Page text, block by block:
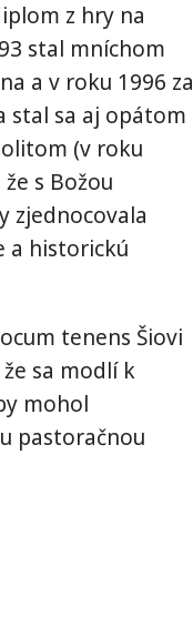
z hry na
stal mníchom
a v roku 1996 za
stal sa aj opátom
(v roku
s Božou
zjednocovala
a historickú
tenens Šiovi
sa modlí k
mohol
pastoračnou